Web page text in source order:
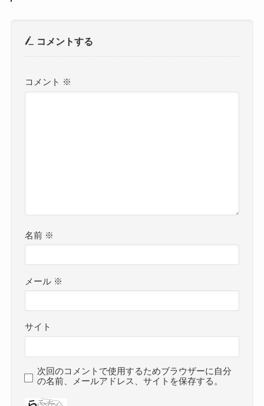
コメントする
コメント ※
名前 ※
メール ※
サイト
次回のコメントで使用するためブラウザーに自分
の名前、メールアドレス、サイトを保存する。